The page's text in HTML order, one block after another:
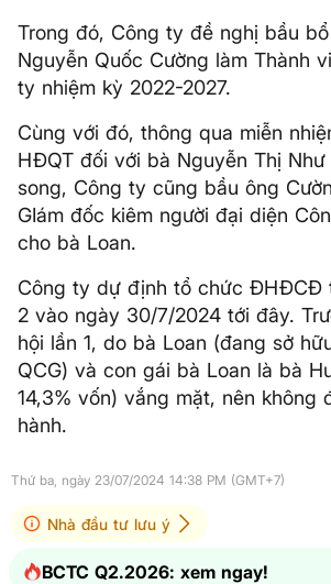
Trong đó, Công ty đề nghị bầu
Nguyễn Quốc Cường làm Thành
ty nhiệm kỳ 2022-2027.
Cùng với đó, thông qua miễn
HĐQT đối với bà Nguyễn Thị Như
song, Công ty cũng bầu ông
GIám đốc kiêm người đại diện
cho bà Loan.
Công ty dự định tổ chức ĐHĐCĐ
2 vào ngày 30/7/2024 tới đây.
hội lần 1, do bà Loan (đang sở
QCG) và con gái bà Loan là bà
14,3% vốn) vắng mặt, nên không
hành.
Thứ ba, ngày 23/07/2024 14:38 PM (GMT+7)
Nhà đầu tư lưu ý
BCTC Q2.2026: xem ngay!